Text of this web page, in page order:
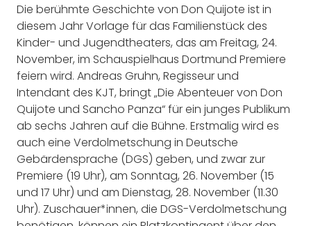
Die berühmte Geschichte von Don Quijote ist in
diesem Jahr Vorlage für das Familienstück des
Kinder- und Jugendtheaters, das am Freitag, 24.
November, im Schauspielhaus Dortmund Premiere
feiern wird. Andreas Gruhn, Regisseur und
Intendant des KJT, bringt „Die Abenteuer von Don
Quijote und Sancho Panza“ für ein junges Publikum
ab sechs Jahren auf die Bühne. Erstmalig wird es
auch eine Verdolmetschung in Deutsche
Gebärdensprache (DGS) geben, und zwar zur
Premiere (19 Uhr), am Sonntag, 26. November (15
und 17 Uhr) und am Dienstag, 28. November (11.30
Uhr). Zuschauer*innen, die DGS-Verdolmetschung